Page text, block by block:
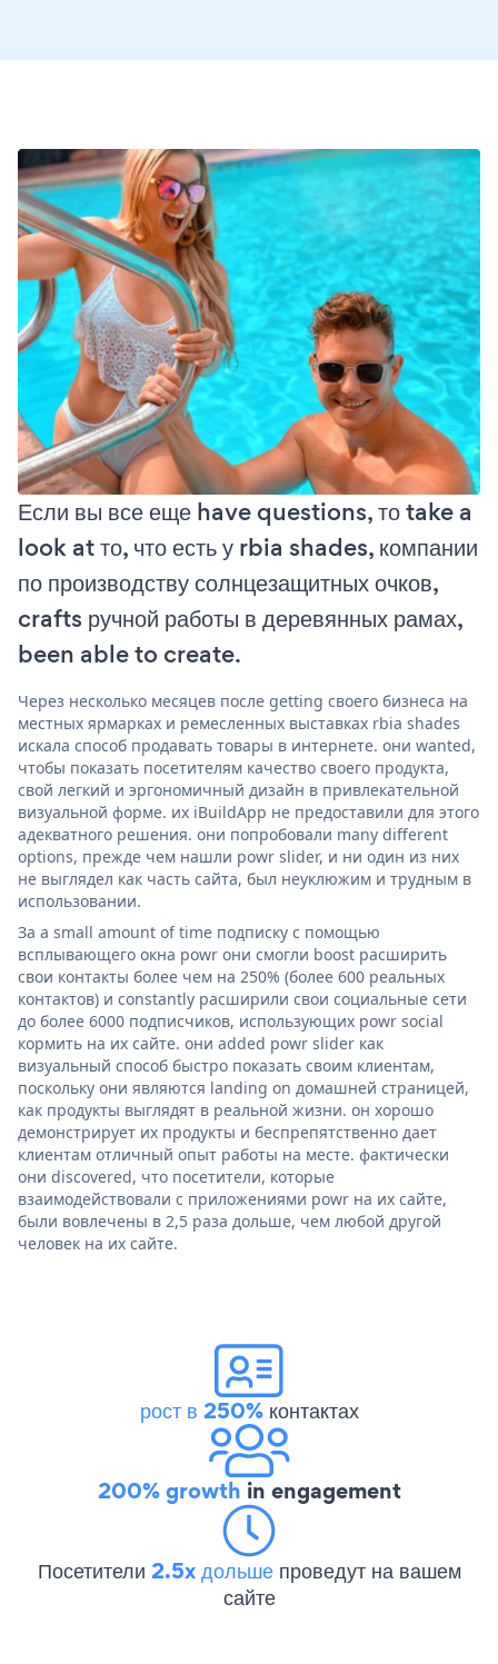
Если вы все еще have questions, то take a
look at то, что есть у rbia shades, компании
по производству солнцезащитных очков,
crafts ручной работы в деревянных рамах,
been able to create.
Через несколько месяцев после getting своего бизнеса на
местных ярмарках и ремесленных выставках rbia shades
искала способ продавать товары в интернете. они wanted,
чтобы показать посетителям качество своего продукта,
свой легкий и эргономичный дизайн в привлекательной
визуальной форме. их iBuildApp не предоставили для этого
адекватного решения. они попробовали many different
options, прежде чем нашли powr slider, и ни один из них
не выглядел как часть сайта, был неуклюжим и трудным в
использовании.
За a small amount of time подписку с помощью
всплывающего окна powr они смогли boost расширить
свои контакты более чем на 250% (более 600 реальных
контактов) и constantly расширили свои социальные сети
до более 6000 подписчиков, использующих powr social
кормить на их сайте. они added powr slider как
визуальный способ быстро показать своим клиентам,
поскольку они являются landing on домашней страницей,
как продукты выглядят в реальной жизни. он хорошо
демонстрирует их продукты и беспрепятственно дает
клиентам отличный опыт работы на месте. фактически
они discovered, что посетители, которые
взаимодействовали с приложениями powr на их сайте,
были вовлечены в 2,5 раза дольше, чем любой другой
человек на их сайте.
рост в 250%контактах
200% growth in engagement
Посетители 2.5x дольше проведут на вашем
сайте